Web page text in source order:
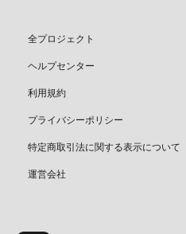
全プロジェクト
ヘルプセンター
利用規約
プライバシーポリシー
特定商取引法に関する表示について
運営会社